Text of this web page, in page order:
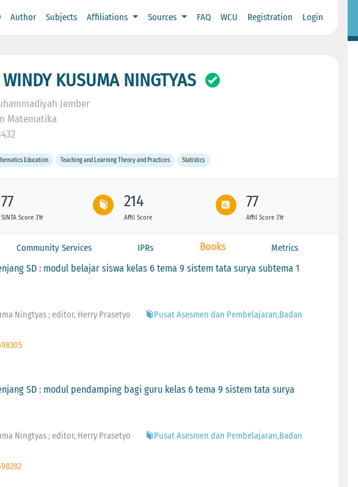
Author Subjects Affiliations Sources FAQ WCU Registration Login
KUSUMA NINGTYAS
Jember
Matematika
Education Teaching and Learning Theory and Practices Statistics
77
SINTA Score 3Yr
214
Affil Score
77
Affil Score 3Yr
Community Services IPRs Books Metrics
SD : modul belajar siswa kelas 6 tema 9 sistem tata surya subtema 1
Ningtyas ; editor, Herry Prasetyo
Pusat Asesmen dan Pembelajaran,Badan
SD : modul pendamping bagi guru kelas 6 tema 9 sistem tata surya
Ningtyas ; editor, Herry Prasetyo
Pusat Asesmen dan Pembelajaran,Badan